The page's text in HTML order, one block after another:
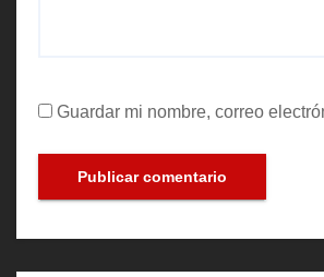
Guardar mi nombre, correo